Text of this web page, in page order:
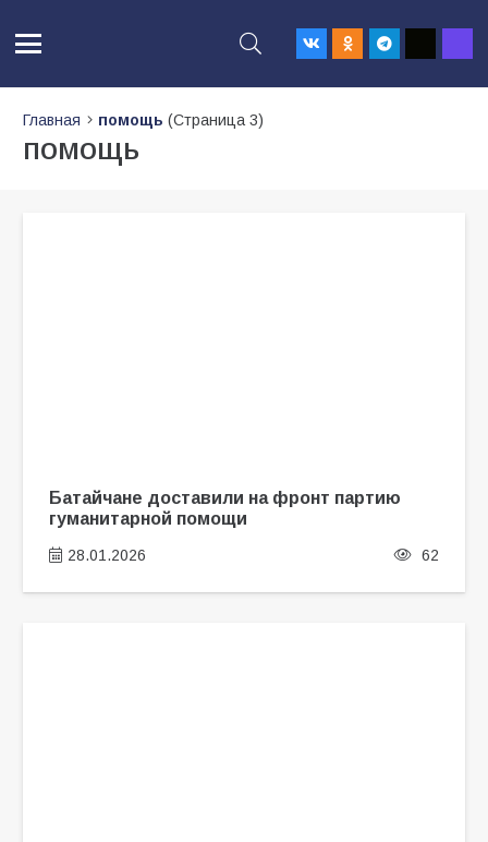
Главная помощь (Страница 3)
помощь
Батайчане доставили на фронт партию
гуманитарной помощи
28.01.2026 62